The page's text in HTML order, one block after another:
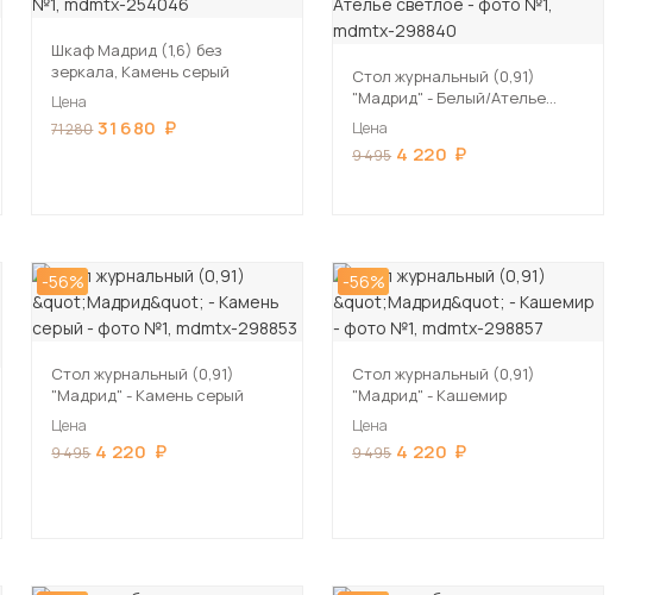
Шкаф Мадрид (1,6) без
зеркала, Камень серый
Цена
71 280 31 680
Стол журнальный (0,91)
"Мадрид" - Белый/Ателье
светлое
Цена
9 495 4 220
-56%
Стол журнальный (0,91)
"Мадрид" - Камень серый
Цена
9 495 4 220
-56%
Стол журнальный (0,91)
"Мадрид" - Кашемир
Цена
9 495 4 220